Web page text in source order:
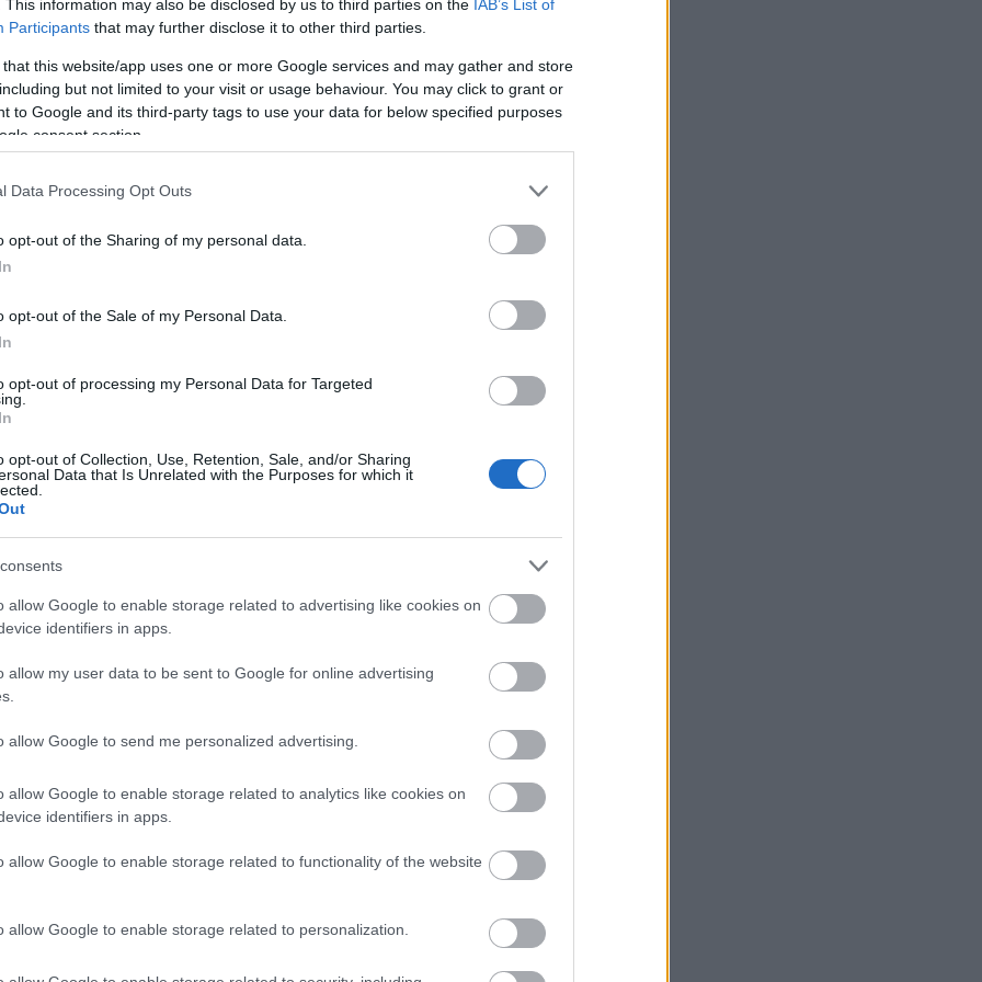
This information may also be disclosed by us to third parties on the IAB’s List of
Participants that may further disclose it to other third parties.
that this website/app uses one or more Google services and may gather and store
but not limited to your visit or usage behaviour. You may click to grant or
to Google and its third-party tags to use your data for below specified purposes
consent section.
Data Processing Opt Outs
opt-out of the Sharing of my personal data.
opt-out of the Sale of my Personal Data.
opt-out of processing my Personal Data for Targeted
opt-out of Collection, Use, Retention, Sale, and/or Sharing
Data that Is Unrelated with the Purposes for which it
allow Google to enable storage related to advertising like cookies on
identifiers in apps.
allow my user data to be sent to Google for online advertising
allow Google to send me personalized advertising.
allow Google to enable storage related to analytics like cookies on
identifiers in apps.
allow Google to enable storage related to functionality of the website
allow Google to enable storage related to personalization.
de a merészebbek nem riadnak vissza olyan
lakókocsit állíthatnak a szezonra, ami itt nem
mondja Goreczki Szabolcs, az OTP Ingatlanpont
nem a megtérülés a fő szempont. Kivételt
kialakítására alkalmas ingatlanok, birtokok,
terület, a hozzá tartozó épületekkel. Goreczki
a Tapolcai-medencét, a Lesencéket, valamint a
10, pincét típustól és a közművektől függően 4-
szempontból népszerű célpontok
falvak – Zalahaláp, Nemesgulács, Raposka,
Haláp, és a Keszthelyi-hegység
ostromát
falusi környezetben található családi
majd nyaralóként akarnak használni. Ezzel
többen a város és a környező fürdőhelyek
lényeg: legyen fürdő a közelben, és ébredjen
a szórás.
családi házakat keresik, melyek nem igényelnek
Pétervására és környéke,
Markaz, Abasár. Az egyébként is a
és azok közelében (Egerszalók,
Mátraháza) ingatlantípustól függően jóval
de tudunk 70 millió feletti eladásról is” – mondja
régióvezetője. A vevők között sok a
keresnek új otthont. Van egy másik csoport is,
vágynak. Az igényeik nagyjából megegyeznek:
átlagos méretű, élhető ingatlan, lehetőleg kisebb
300 ezerről indul, ami használt lakóingatlanoknál